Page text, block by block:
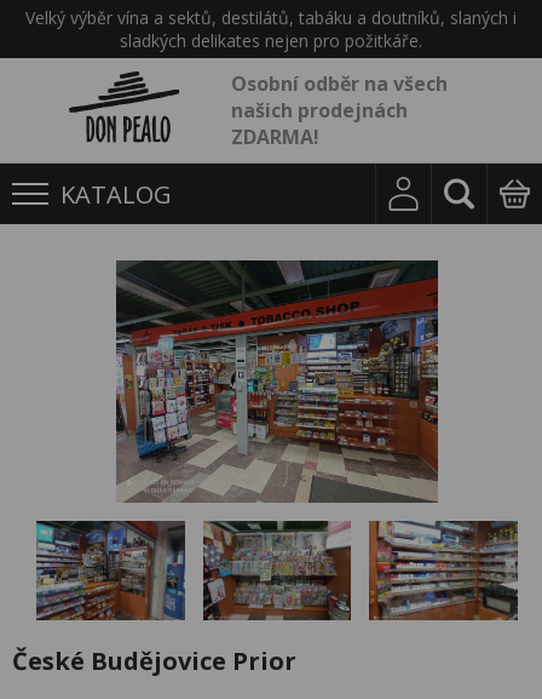
Velký výběr vína a sektů, destilátů, tabáku a doutníků, slaných i
sladkých delikates nejen pro požitkáře.
Osobní odběr na všech
našich prodejnách
ZDARMA!
KATALOG
České Budějovice Prior